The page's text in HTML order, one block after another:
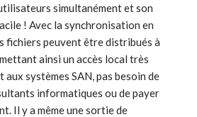
simultanément et son
! Avec la synchronisation en
fichiers peuvent être distribués à
ainsi un accès local très
systèmes SAN, pas besoin de
informatiques ou de payer
Il y a même une sortie de